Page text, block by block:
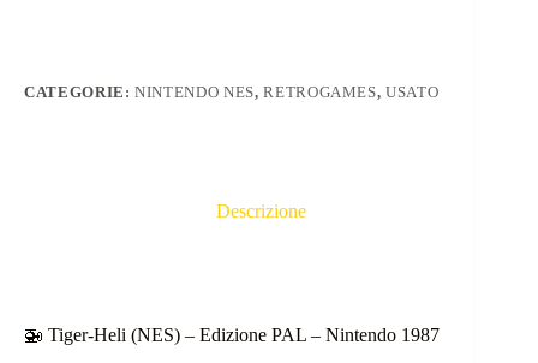
CATEGORIE:NINTENDO NES,RETROGAMES,USATO
Descrizione
🚁 Tiger-Heli (NES) – Edizione PAL – Nintendo 1987